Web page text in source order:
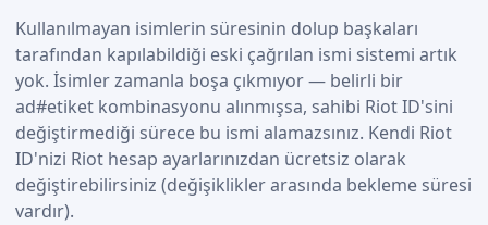
Kullanılmayan isimlerin süresinin dolup başkaları
tarafından kapılabildiği eski çağrılan ismi sistemi artık
yok. İsimler zamanla boşa çıkmıyor — belirli bir
ad#etiket kombinasyonu alınmışsa, sahibi Riot ID'sini
değiştirmediği sürece bu ismi alamazsınız. Kendi Riot
ID'nizi Riot hesap ayarlarınızdan ücretsiz olarak
değiştirebilirsiniz (değişiklikler arasında bekleme süresi
vardır).